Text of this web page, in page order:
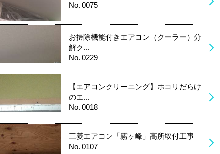
No. 0075
お掃除機能付きエアコン（クーラー）分
解ク...
No. 0229
【エアコンクリーニング】ホコリだらけ
のエ...
No. 0018
三菱エアコン「霧ヶ峰」高所取付工事
No. 0107